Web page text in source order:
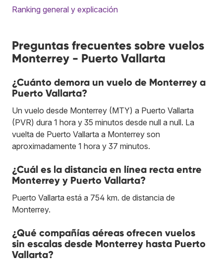
Ranking general y explicación
Preguntas frecuentes sobre vuelos
Monterrey - Puerto Vallarta
¿Cuánto demora un vuelo de Monterrey a
Puerto Vallarta?
Un vuelo desde Monterrey (MTY) a Puerto Vallarta
(PVR) dura 1 hora y 35 minutos desde null a null. La
vuelta de Puerto Vallarta a Monterrey son
aproximadamente 1 hora y 37 minutos.
¿Cuál es la distancia en línea recta entre
Monterrey y Puerto Vallarta?
Puerto Vallarta está a 754 km. de distancia de
Monterrey.
¿Qué compañías aéreas ofrecen vuelos
sin escalas desde Monterrey hasta Puerto
Vallarta?